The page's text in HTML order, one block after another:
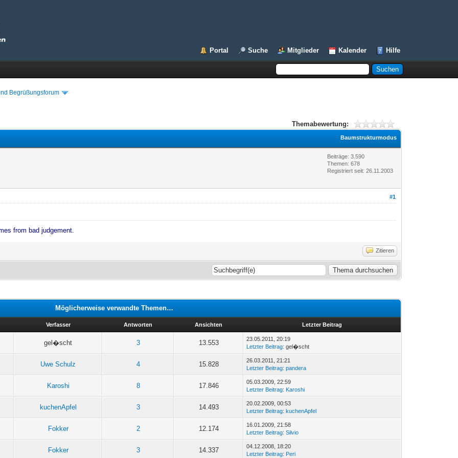
Portal Suche Mitglieder Kalender Hilfe
Begrüßungsforum
Themabewertung:
Baumstrukturmodus
Beiträge: 3.590
Themen: 678
Registriert seit: 26.11.2003
#1
from bad judgement.
Zitieren
Möglicherweise verwandte Themen…
Verfasser Antworten Ansichten Letzter Beitrag
gel�scht 3 13.553
23.05.2011, 20:19
Letzter Beitrag: gel�scht
Uwe Schulz 4 15.828
26.03.2011, 21:21
Letzter Beitrag:pandera
Karoshi 8 17.846
05.03.2009, 22:59
Letzter Beitrag: Karoshi
kuchenApfel 3 14.493
20.02.2009, 00:53
Letzter Beitrag:kuchenApfel
Fokker 2 12.174
16.01.2009, 21:58
Letzter Beitrag:Silvio
Fokker 3 14.337
04.12.2008, 18:20
Letzter Beitrag: Peri